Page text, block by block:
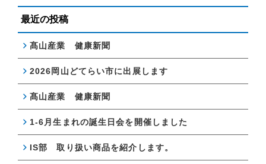
最近の投稿
髙山産業 健康新聞
2026岡山どてらい市に出展します
髙山産業 健康新聞
1-6月生まれの誕生日会を開催しました
IS部 取り扱い商品を紹介します。